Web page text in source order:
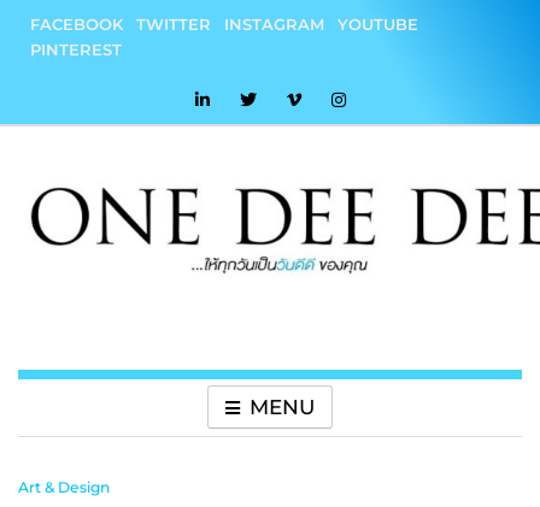
content
FACEBOOK TWITTER INSTAGRAM
YOUTUBE
PINTEREST
MENU
Art & Design